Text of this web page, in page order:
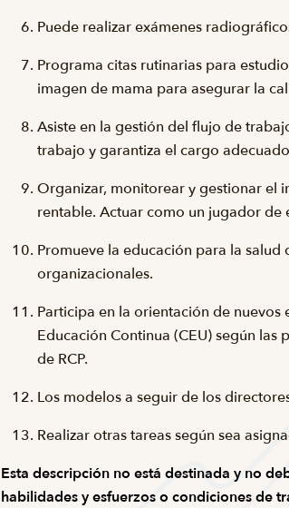
Puede realizar exámenes
Programa citas rutinarias para
imagen de mama para asegurar la
Asiste en la gestión del flujo de
trabajo y garantiza el cargo
Organizar, monitorear y gestionar el
rentable. Actuar como un jugador
Promueve la educación para la
organizacionales.
Participa en la orientación de
Educación Continua (CEU) según las
de RCP.
Los modelos a seguir de los
Realizar otras tareas según sea
Esta descripción no está destinada y no
habilidades y esfuerzos o condiciones de